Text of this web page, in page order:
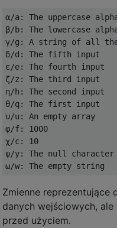
α/a: The uppercase
β/b: The lowercase
γ/g: A string of all the
δ/d: The fifth input
ε/e: The fourth input
ζ/z: The third input
η/h: The second input
θ/q: The first input
υ/u: An empty array
φ/f: 1000
χ/c: 10
ψ/y: The null character
Zmienne reprezentujące
danych wejściowych,
przed użyciem.